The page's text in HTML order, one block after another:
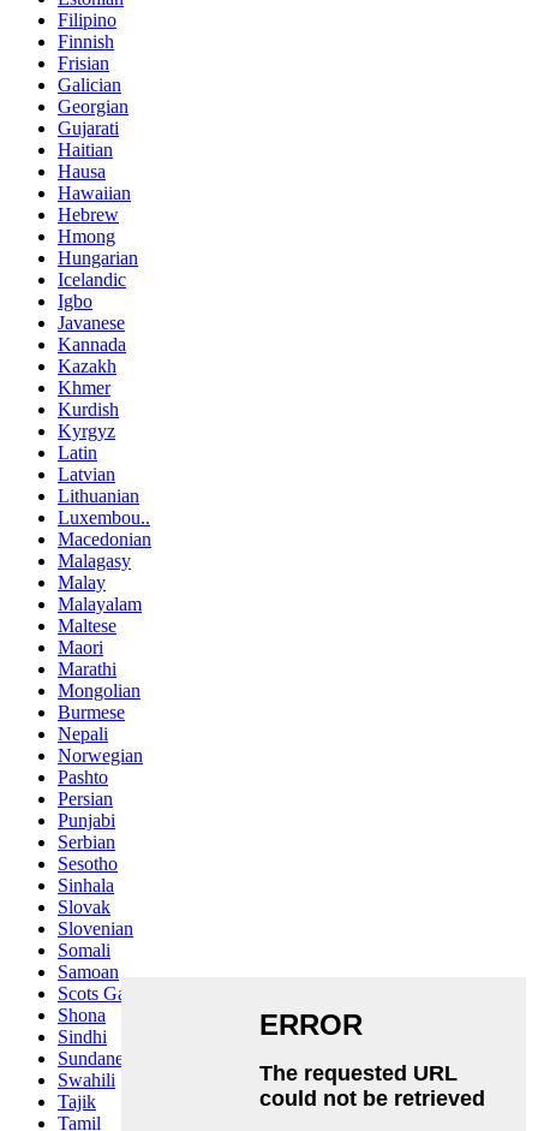
Filipino
Finnish
Frisian
Galician
Georgian
Gujarati
Haitian
Hausa
Hawaiian
Hebrew
Hmong
Hungarian
Icelandic
Igbo
Javanese
Kannada
Kazakh
Khmer
Kurdish
Kyrgyz
Latin
Latvian
Lithuanian
Luxembou..
Macedonian
Malagasy
Malay
Malayalam
Maltese
Maori
Marathi
Mongolian
Burmese
Nepali
Norwegian
Pashto
Persian
Punjabi
Serbian
Sesotho
Sinhala
Slovak
Slovenian
Somali
Samoan
Scots Gaelic
Shona
Sindhi
Sundanese
Swahili
Tajik
Tamil